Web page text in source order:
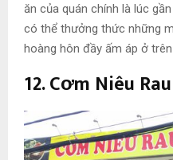
ăn của quán chính là lúc
có thể thưởng thức những
hoàng hôn đầy ấm áp ở
12. Cơm Niêu